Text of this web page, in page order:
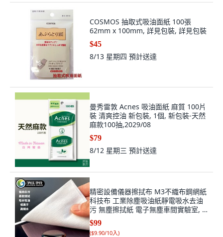
COSMOS 抽取式吸油面紙 100張
62mm x 100mm, 詳見包裝, 詳見包裝
$45
8/13 星期四 預計送達
曼秀雷敦 Acnes 吸油面紙 麻質 100片
裝 清爽控油 新包裝, 1個, 新包裝-天然
麻款100抽,2029/08
$79
8/12 星期三 預計送達
精密設備儀器擦拭布 M3不織布鋼網紙
科技布 工業除塵吸油紙靜電吸水去油
污 無塵擦拭紙 電子無塵車間實驗室, 1
個, 100
$99
($9.90/10入)